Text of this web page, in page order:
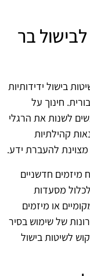
בר
בישול ידידותיות
חינוך על
לשנות את הרגלי
קהילתיות
להעברת ידע.
מיזמים חדשניים
מסעדות
או מיזמים
של שימוש בסיר
לשיטות בישול